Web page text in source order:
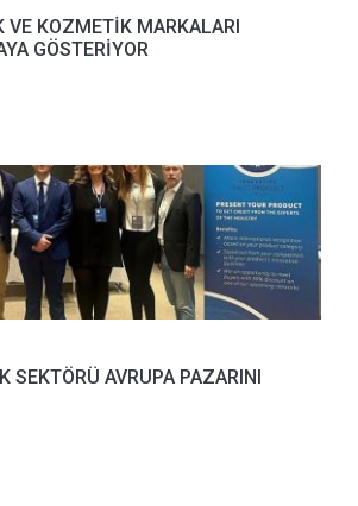
VE KOZMETİK MARKALARI
GÖSTERİYOR
SEKTÖRÜ AVRUPA PAZARINI